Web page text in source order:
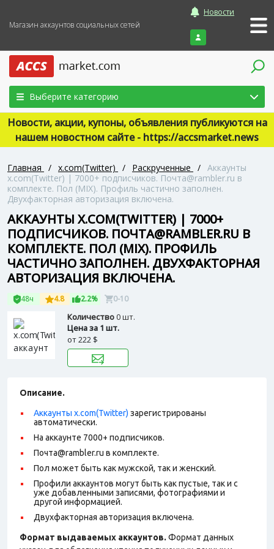
Магазин аккаунтов социальных сетей
Новости
Войти
Выберите категорию
Новости, акции, купоны, объявления публикуются на
нашем новостном сайте - https://accsmarket.news
Главная / x.com(Twitter) / Раскрученные / Аккаунты
x.com(Twitter) | 7000+ подписчиков. Почта@rambler.ru в
комплекте. Пол (MIX). Профиль частично заполнен.
Двухфакторная авторизация включена.
АККАУНТЫ X.COM(TWITTER) | 7000+
ПОДПИСЧИКОВ. ПОЧТА@RAMBLER.RU В
КОМПЛЕКТЕ. ПОЛ (MIX). ПРОФИЛЬ
ЧАСТИЧНО ЗАПОЛНЕН. ДВУХФАКТОРНАЯ
АВТОРИЗАЦИЯ ВКЛЮЧЕНА.
48ч 4.8 2.2% 0-10
Количество0 шт.
Цена за 1 шт.
от222 $
Описание.
Аккаунты x.com(Twitter) зарегистрированы
автоматически.
На аккаунте 7000+ подписчиков.
Почта@rambler.ru в комплекте.
Пол может быть как мужской, так и женский.
Профили аккаунтов могут быть как пустые, так и с
уже добавленными записями, фотографиями и
другой информацией.
Двухфакторная авторизация включена.
Формат выдаваемых аккаунтов. Формат данных